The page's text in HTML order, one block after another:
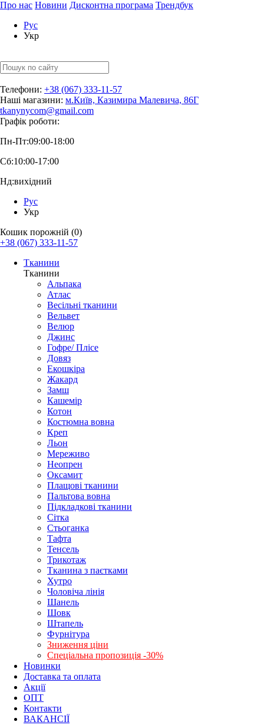
Про нас Новини Дисконтна програма Трендбук
Рус
Укр
Телефони: +38 (067) 333-11-57
Наші магазини: м.Київ, Казимира Малевича, 86Г
tkanynycom@gmail.com
Графік роботи:
Пн-Пт:09:00-18:00
Сб:10:00-17:00
Нд:вихідний
Рус
Укр
Кошик порожній (0)
+38 (067) 333-11-57
Тканини
Тканини
Альпака
Атлас
Весільні тканини
Вельвет
Велюр
Джинс
Гофре/ Плісе
Довяз
Екошкіра
Жакард
Замш
Кашемір
Котон
Костюмна вовна
Креп
Льон
Мереживо
Неопрен
Оксамит
Плащові тканини
Пальтова вовна
Підкладкові тканини
Сітка
Стьоганка
Тафта
Тенсель
Трикотаж
Тканина з паєтками
Хутро
Чоловіча лінія
Шанель
Шовк
Штапель
Фурнітура
Зниження ціни
Спеціальна пропозиція -30%
Новинки
Доставка та оплата
Акції
ОПТ
Контакти
ВАКАНСІЇ